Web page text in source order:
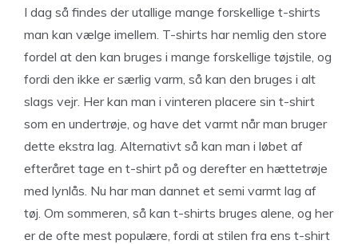
I dag så findes der utallige mange forskellige t-shirts
man kan vælge imellem. T-shirts har nemlig den store
fordel at den kan bruges i mange forskellige tøjstile, og
fordi den ikke er særlig varm, så kan den bruges i alt
slags vejr. Her kan man i vinteren placere sin t-shirt
som en undertrøje, og have det varmt når man bruger
dette ekstra lag. Alternativt så kan man i løbet af
efteråret tage en t-shirt på og derefter en hættetrøje
med lynlås. Nu har man dannet et semi varmt lag af
tøj. Om sommeren, så kan t-shirts bruges alene, og her
er de ofte mest populære, fordi at stilen fra ens t-shirt